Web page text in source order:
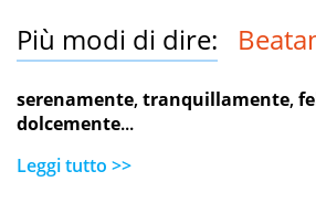
Più modi di dire:
serenamente,tranquillamente,
dolcemente...
Leggi tutto >>